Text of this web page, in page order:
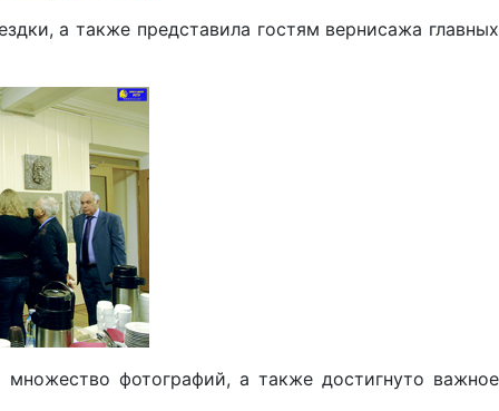
а также представила гостям вернисажа главных
фотографий, а также достигнуто важное